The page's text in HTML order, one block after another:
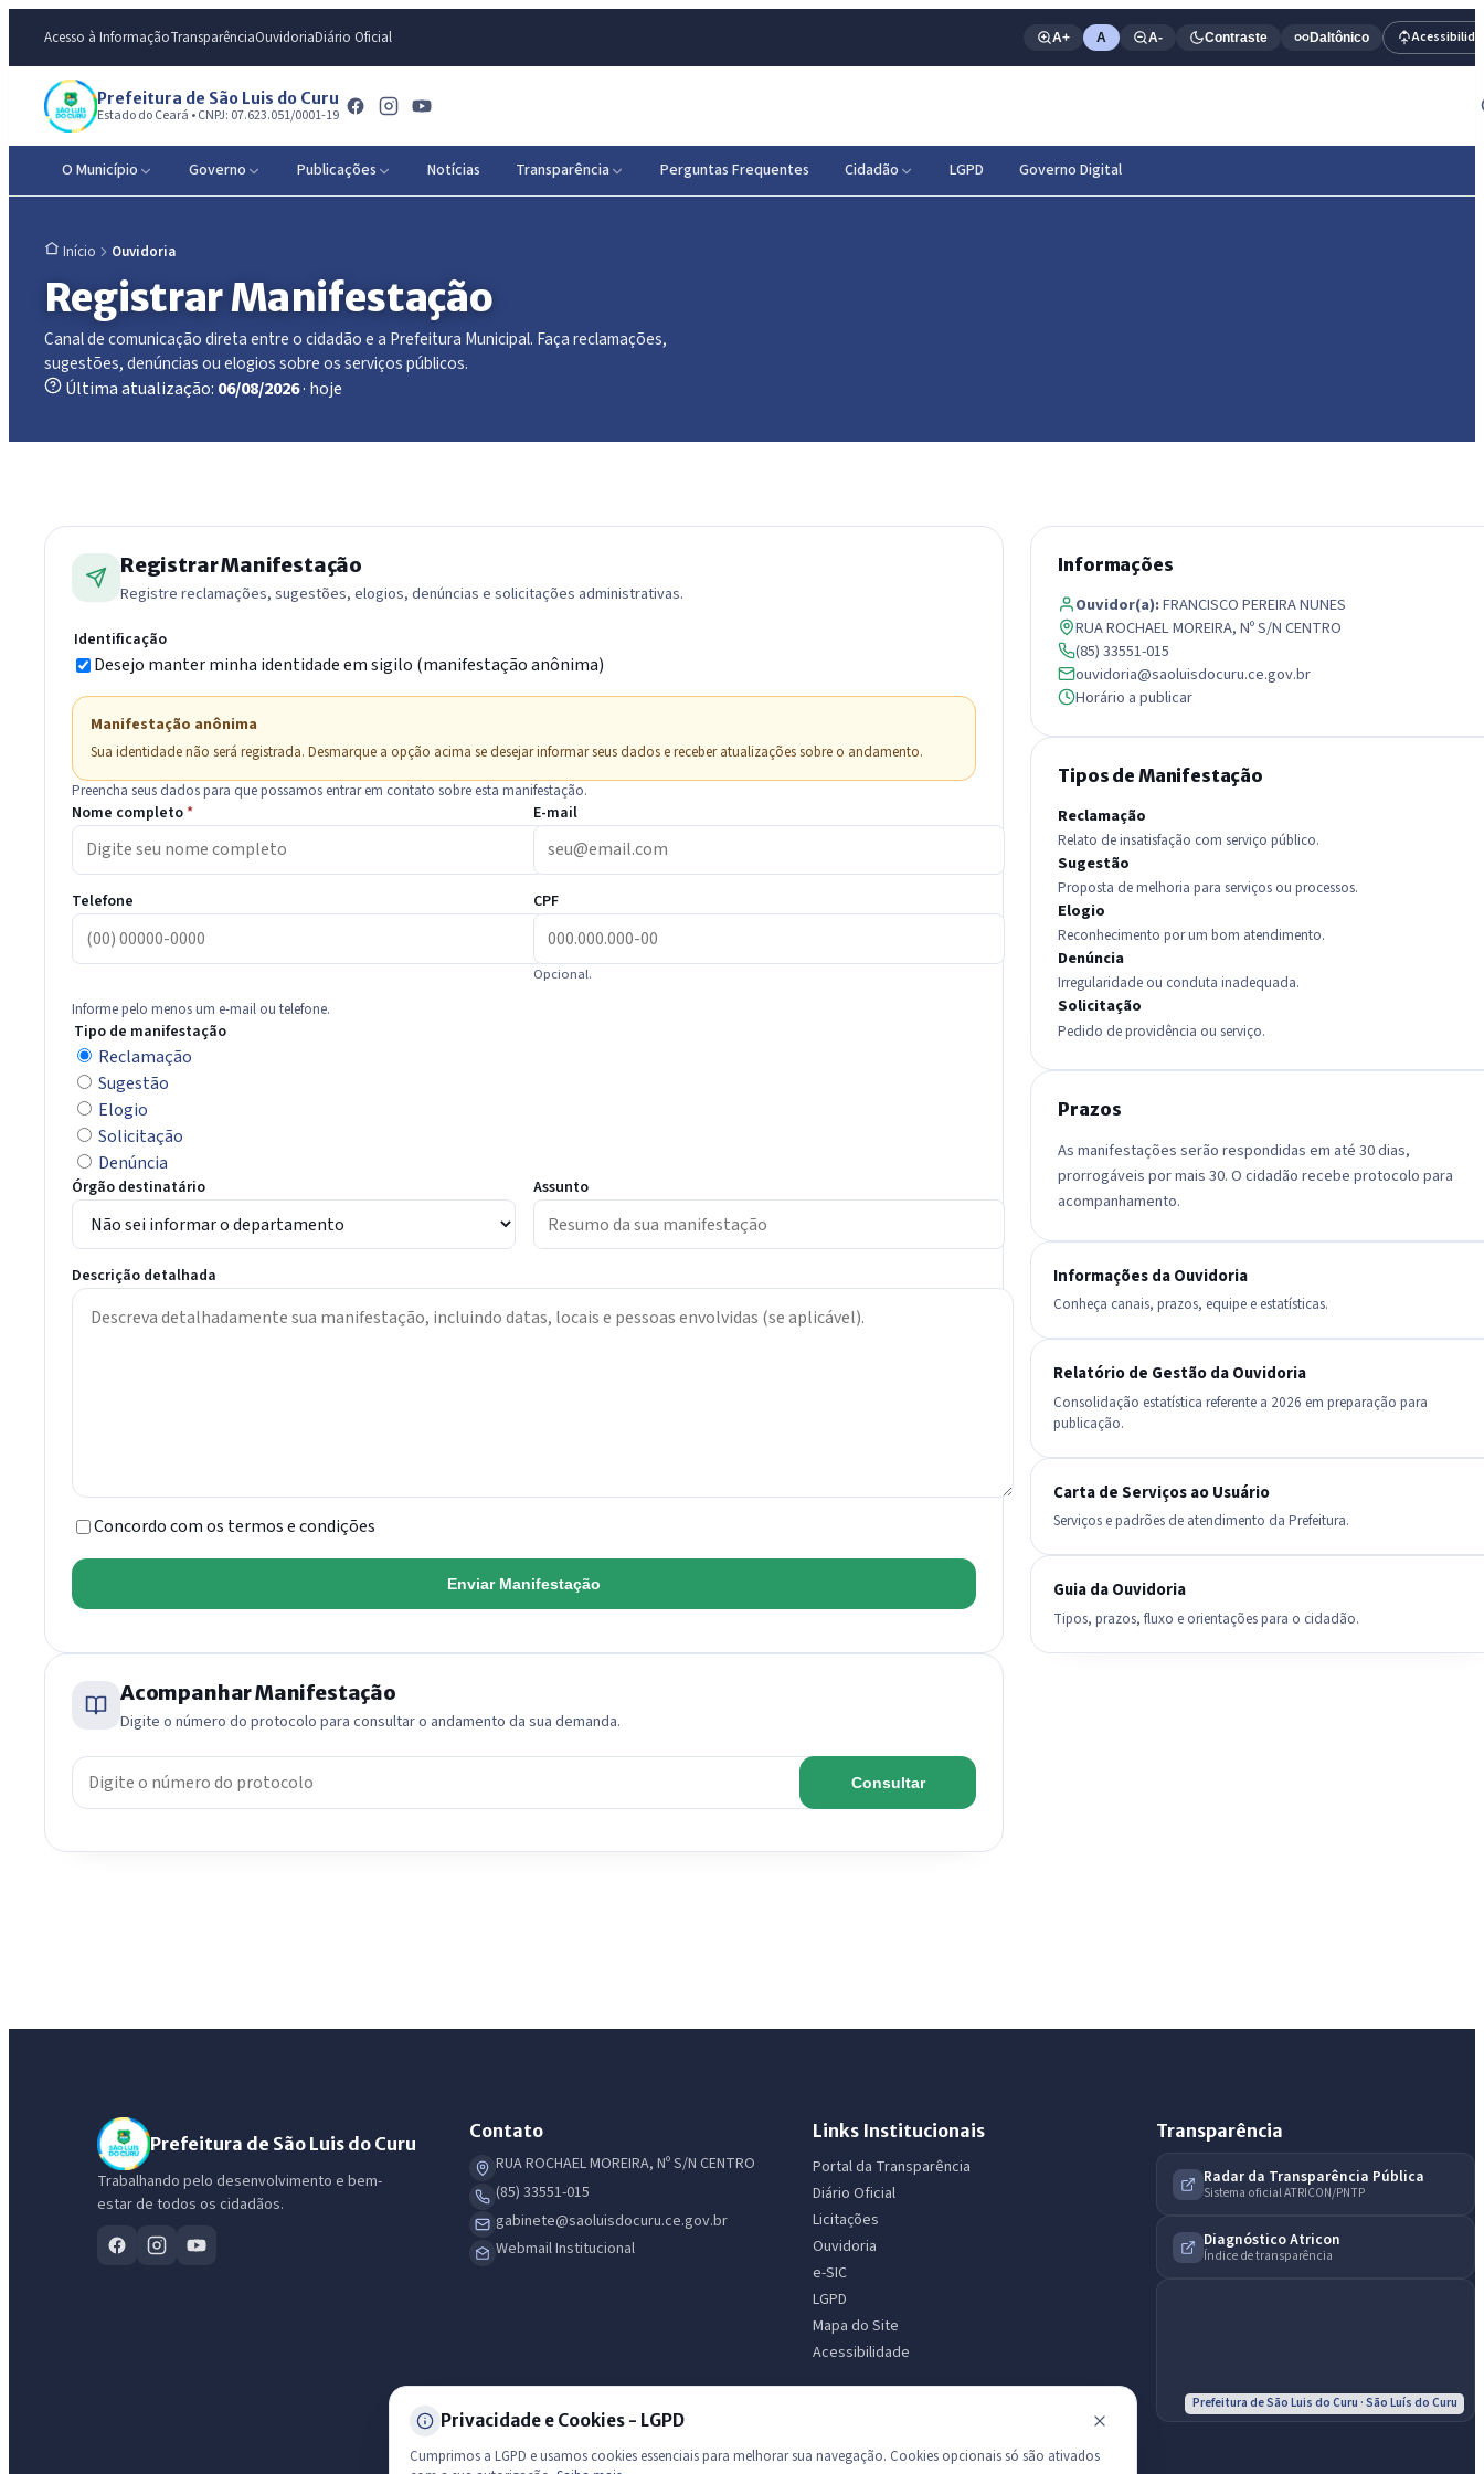
Acesso à InformaçãoTransparênciaOuvidoriaDiário Oficial A+ A A- Contraste Daltônico
Prefeitura de São Luis do Curu
Estado do Ceará • CNPJ: 07.623.051/0001-19
O Município Governo Publicações Notícias Transparência Perguntas Frequentes Cidadão LGPD Governo Digital
Início Ouvidoria
Registrar Manifestação
Canal de comunicação direta entre o cidadão e a Prefeitura Municipal. Faça reclamações,
sugestões, denúncias ou elogios sobre os serviços públicos.
Última atualização: 06/08/2026· hoje
Registrar Manifestação
Registre reclamações, sugestões, elogios, denúncias e solicitações administrativas.
Identificação
Desejo manter minha identidade em sigilo (manifestação anônima)
Manifestação anônima
Sua identidade não será registrada. Desmarque a opção acima se desejar informar seus dados e receber atualizações sobre o andamento.
Preencha seus dados para que possamos entrar em contato sobre esta manifestação.
Nome completo* E-mail
Telefone CPF
Opcional.
Informe pelo menos um e-mail ou telefone.
Tipo de manifestação
Reclamação
Sugestão
Elogio
Solicitação
Denúncia
Órgão destinatário Assunto
Descrição detalhada
Concordo com os termos e condições
Enviar Manifestação
Acompanhar Manifestação
Digite o número do protocolo para consultar o andamento da sua demanda.
Número do protocolo
Consultar
Informações
Ouvidor(a):FRANCISCO PEREIRA NUNES
RUA ROCHAEL MOREIRA, Nº S/N CENTRO
(85) 33551-015
ouvidoria@saoluisdocuru.ce.gov.br
Horário a publicar
Tipos de Manifestação
Reclamação
Relato de insatisfação com serviço público.
Sugestão
Proposta de melhoria para serviços ou processos.
Elogio
Reconhecimento por um bom atendimento.
Denúncia
Irregularidade ou conduta inadequada.
Solicitação
Pedido de providência ou serviço.
Prazos
As manifestações serão respondidas em até 30 dias,
prorrogáveis por mais 30. O cidadão recebe protocolo para
acompanhamento.
Informações da Ouvidoria
Conheça canais, prazos, equipe e estatísticas.
Relatório de Gestão da Ouvidoria
Consolidação estatística referente a 2026 em preparação para
publicação.
Carta de Serviços ao Usuário
Serviços e padrões de atendimento da Prefeitura.
Guia da Ouvidoria
Tipos, prazos, fluxo e orientações para o cidadão.
Prefeitura de São Luis do Curu
Trabalhando pelo desenvolvimento e bem-
estar de todos os cidadãos.
Contato
RUA ROCHAEL MOREIRA, Nº S/N CENTRO
(85) 33551-015
gabinete@saoluisdocuru.ce.gov.br
Webmail Institucional
Links Institucionais
Portal da Transparência
Diário Oficial
Licitações
Ouvidoria
e-SIC
LGPD
Mapa do Site
Acessibilidade
Transparência
Radar da Transparência Pública
Sistema oficial ATRICON/PNTP
Diagnóstico Atricon
Índice de transparência
Prefeitura de São Luis do Curu · São Luís do Curu
Privacidade e Cookies - LGPD
Cumprimos a LGPD e usamos cookies essenciais para melhorar sua navegação. Cookies opcionais só são ativados